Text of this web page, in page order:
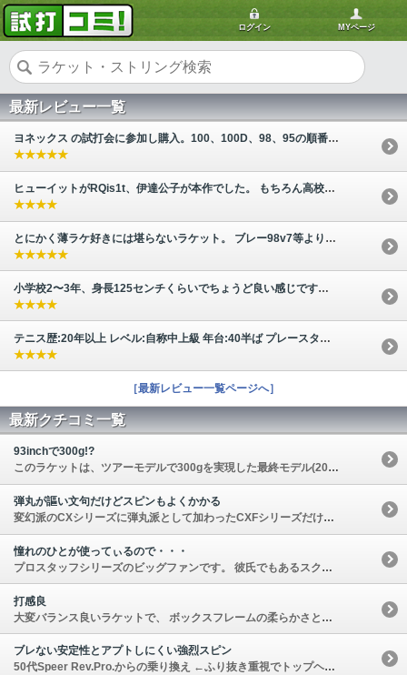
ログイン MYページ
最新レビュー一覧
ヨネックス の試打会に参加し購入。100、100D、98、95の順番で試打。 【ストロ…
★★★★★
ヒューイットがRQis1t、伊達公子が本作でした。 もちろん高校〜大学で体が完成…
★★★★
とにかく薄ラケ好きには堪らないラケット。 ブレー98v7等よりも撓る感覚があり…
★★★★★
小学校2〜3年、身長125センチくらいでちょうど良い感じです。 イエローボールで…
★★★★
テニス歴:20年以上 レベル:自称中上級 年台:40半ば プレースタイル:ボレーヤ…
★★★★
［最新レビュー一覧ページへ］
最新クチコミ一覧
93inchで300g!?
このラケットは、ツアーモデルで300gを実現した最終モデル(2016年版)です。 201…
弾丸が謳い文句だけどスピンもよくかかる
変幻派のCXシリーズに弾丸派として加わったCXFシリーズだけど、このCX3.0F-TOUR…
憧れのひとが使ってぃるので・・・
プロスタッフシリーズのビッグファンです。 彼氏でもあるスクールの担当コーチ…
打感良
大変バランス良いラケットで、 ボックスフレームの柔らかさと、 それでいてパ…
ブレない安定性とアプトしにくい強烈スピン
50代Speer Rev.Pro.からの乗り換え ←ふり抜き重視でトップヘビーで疲れにくい軽…